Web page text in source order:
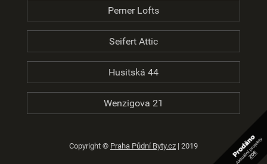
Perner Lofts
Seifert Attic
Husitská 44
Wenzigova 21
Copyright © Praha Půdní Byty.cz | 2019